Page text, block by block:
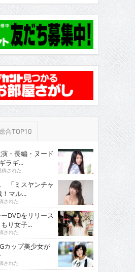
合TOP10
・長編・ヌード
ラギ...
された
「ミスヤンチャ
マル...
された
DVDをリリース
り女子...
された
ップ美少女が
された